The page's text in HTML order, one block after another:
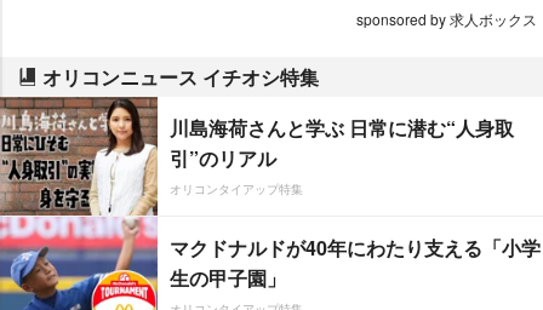
sponsored by 求人ボックス
オリコンニュース イチオシ特集
川島海荷さんと学ぶ 日常に潜む“人身取
引”のリアル
オリコンタイアップ特集
マクドナルドが40年にわたり支える「小学
生の甲子園」